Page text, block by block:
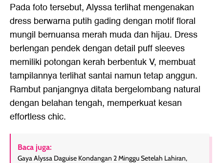
Pada foto tersebut, Alyssa terlihat mengenakan
dress berwarna putih gading dengan motif floral
mungil bernuansa merah muda dan hijau. Dress
berlengan pendek dengan detail puff sleeves
memiliki potongan kerah berbentuk V, membuat
tampilannya terlihat santai namun tetap anggun.
Rambut panjangnya ditata bergelombang natural
dengan belahan tengah, memperkuat kesan
effortless chic.
Baca juga:
Gaya Alyssa Daguise Kondangan 2 Minggu Setelah Lahiran,